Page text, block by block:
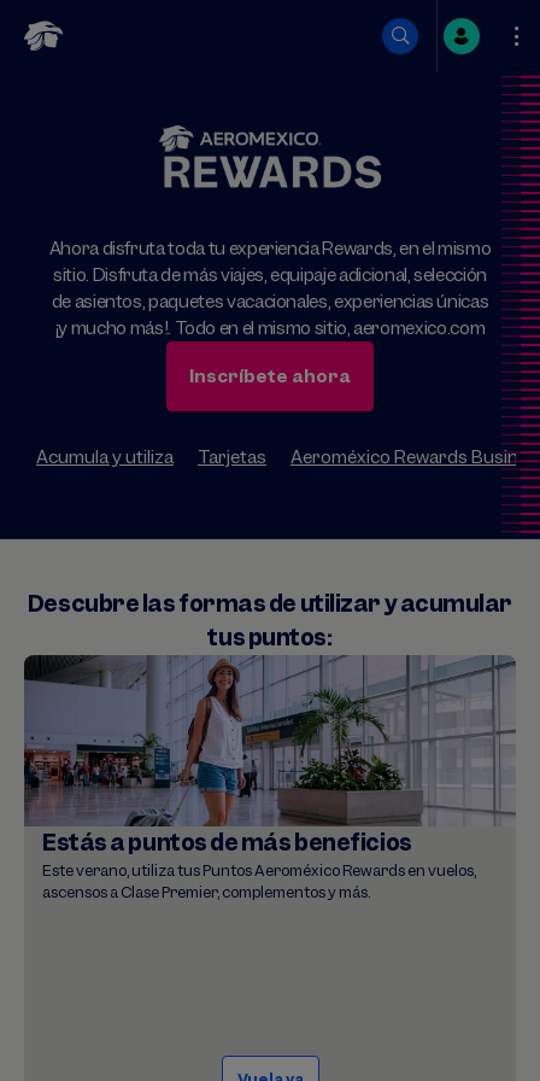
Saltar
Ahora disfruta toda tu experiencia Rewards, en el mismo
sitio. Disfruta de más viajes, equipaje adicional, selección
de asientos, paquetes vacacionales, experiencias únicas
¡y mucho más!. Todo en el mismo sitio, aeromexico.com
Inscríbete ahora
Acumula y utiliza Tarjetas Aeroméxico Rewards
Descubre las formas de utilizar y acumular
tus puntos:
Estás a puntos de más beneficios
Este verano, utiliza tus Puntos Aeroméxico Rewards en vuelos,
ascensos a Clase Premier, complementos y más.